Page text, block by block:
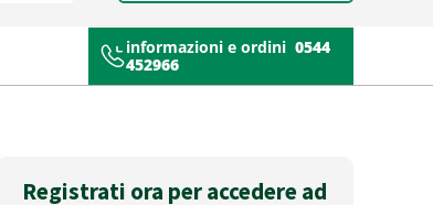
informazioni e ordini 0544
452966
Registrati ora per accedere ad